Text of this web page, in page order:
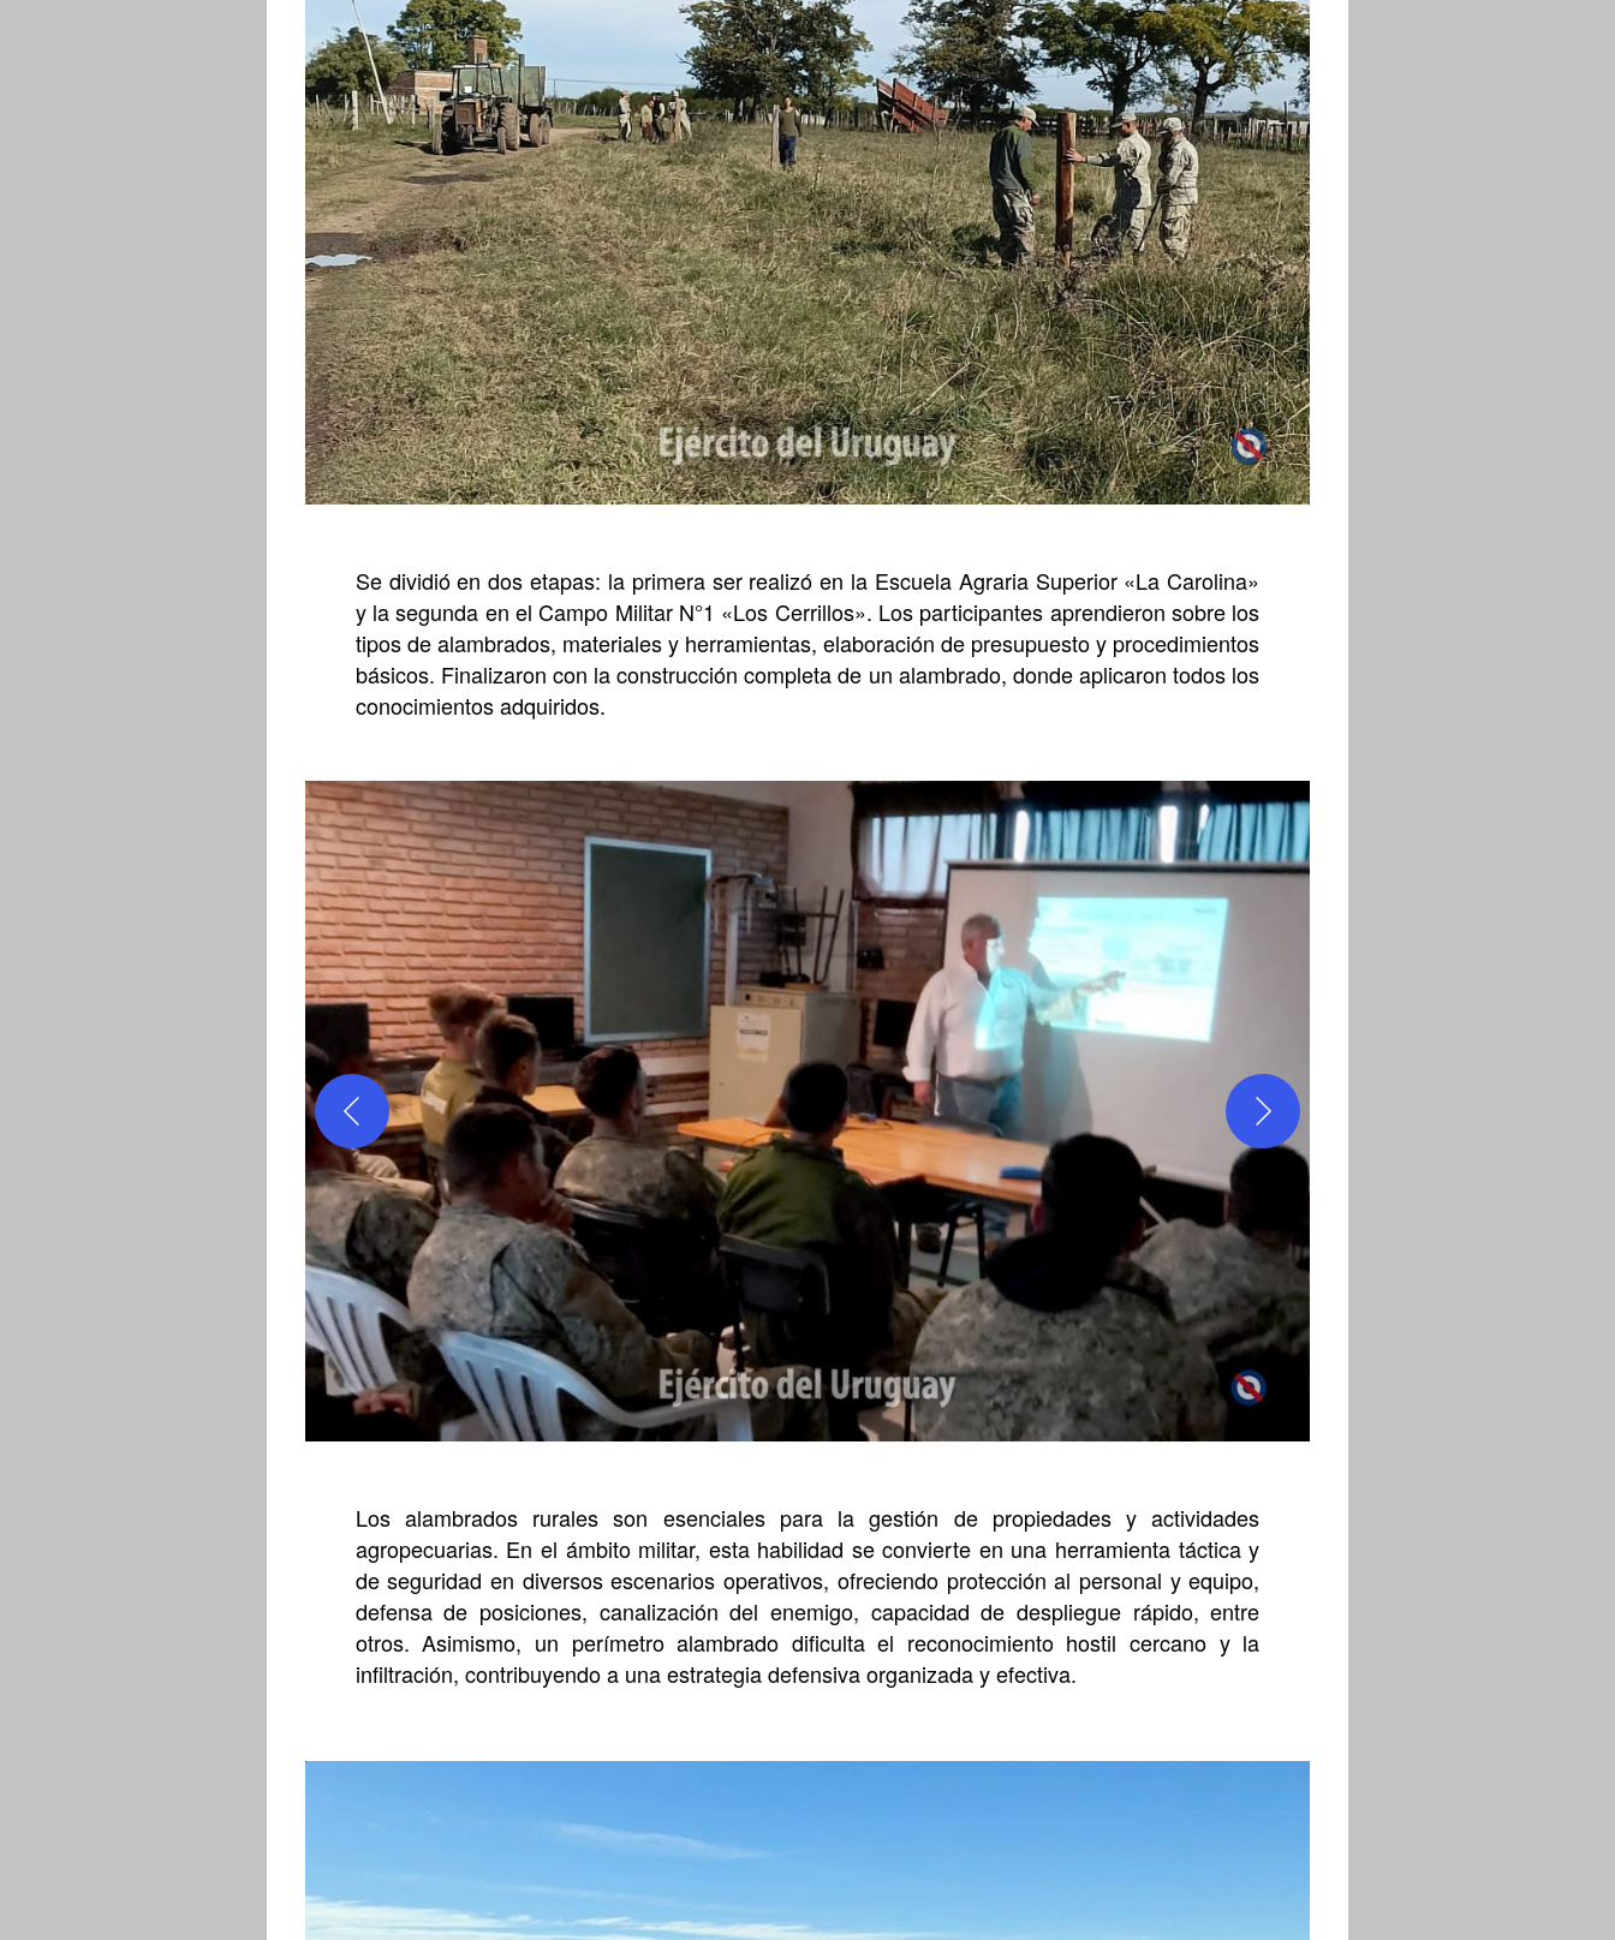
Se dividió en dos etapas: la primera ser realizó en la Escuela Agraria Superior «La Carolina»
y la segunda en el Campo Militar N°1 «Los Cerrillos». Los participantes aprendieron sobre los
tipos de alambrados, materiales y herramientas, elaboración de presupuesto y procedimientos
básicos. Finalizaron con la construcción completa de un alambrado, donde aplicaron todos los
conocimientos adquiridos.
Los alambrados rurales son esenciales para la gestión de propiedades y actividades
agropecuarias. En el ámbito militar, esta habilidad se convierte en una herramienta táctica y
de seguridad en diversos escenarios operativos, ofreciendo protección al personal y equipo,
defensa de posiciones, canalización del enemigo, capacidad de despliegue rápido, entre
otros. Asimismo, un perímetro alambrado dificulta el reconocimiento hostil cercano y la
infiltración, contribuyendo a una estrategia defensiva organizada y efectiva.